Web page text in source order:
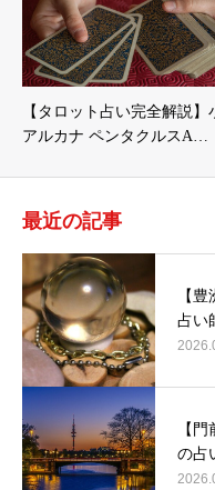
【タロット占い完全解説】
アルカナ ペンタクルスA…
最近の記事
【
占い
【
の占